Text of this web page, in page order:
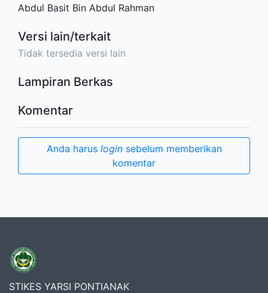
Abdul Basit Bin Abdul Rahman
Versi lain/terkait
Tidak tersedia versi lain
Lampiran Berkas
Komentar
Anda harus loginsebelum memberikan
komentar
STIKES YARSI PONTIANAK